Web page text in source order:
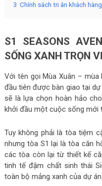
3 Chính sách tri ân khách
S1 SEASONS
SỐNG XANH TRỌN
Với tên gọi Mùa Xuân –
đầu tiên được bàn giao tại
sẽ là lựa chọn hoàn hảo
khởi đầu một cuộc sống mới
Tuy không phải là tòa tiệm
nhưng tòa S1 lại là tòa căn
các tòa còn lại từ thiết kế
tinh tế đậm chất sinh thái
toàn bộ mảng xanh của dự án.